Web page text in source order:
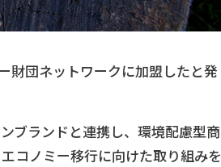
財団ネットワークに加盟したと発
ブランドと連携し、環境配慮型商
コノミー移行に向けた取り組みを